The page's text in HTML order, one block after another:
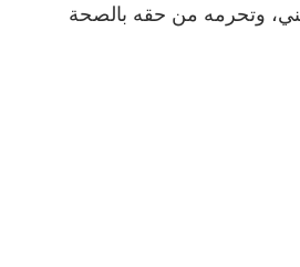
وتحرمه من حقه بالصحة